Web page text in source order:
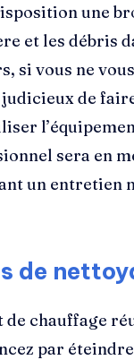
une
et les débris
vous ne vous
de
sera en
un entretien
de
chauffage
par